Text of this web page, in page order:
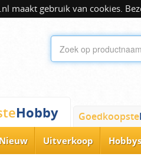
maakt gebruik van cookies.
Hobby Goedkoopste
Uitverkoop